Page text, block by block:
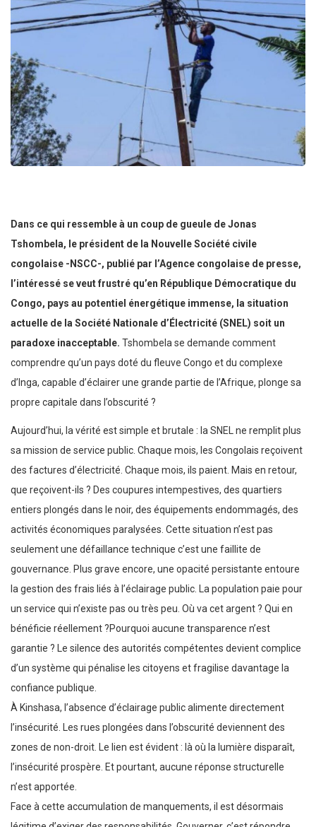
Dans ce qui ressemble à un coup de gueule de Jonas
Tshombela, le président de la Nouvelle Société civile
congolaise -NSCC-, publié par l’Agence congolaise de presse,
l’intéressé se veut frustré qu’en République Démocratique du
Congo, pays au potentiel énergétique immense, la situation
actuelle de la Société Nationale d’Électricité (SNEL) soit un
paradoxe inacceptable. Tshombela se demande comment
comprendre qu’un pays doté du fleuve Congo et du complexe
d’Inga, capable d’éclairer une grande partie de l’Afrique, plonge sa
propre capitale dans l’obscurité ?
Aujourd’hui, la vérité est simple et brutale : la SNEL ne remplit plus
sa mission de service public. Chaque mois, les Congolais reçoivent
des factures d’électricité. Chaque mois, ils paient. Mais en retour,
que reçoivent-ils ? Des coupures intempestives, des quartiers
entiers plongés dans le noir, des équipements endommagés, des
activités économiques paralysées. Cette situation n’est pas
seulement une défaillance technique c’est une faillite de
gouvernance. Plus grave encore, une opacité persistante entoure
la gestion des frais liés à l’éclairage public. La population paie pour
un service qui n’existe pas ou très peu. Où va cet argent ? Qui en
bénéficie réellement ?Pourquoi aucune transparence n’est
garantie ? Le silence des autorités compétentes devient complice
d’un système qui pénalise les citoyens et fragilise davantage la
confiance publique.
À Kinshasa, l’absence d’éclairage public alimente directement
l’insécurité. Les rues plongées dans l’obscurité deviennent des
zones de non-droit. Le lien est évident : là où la lumière disparaît,
l’insécurité prospère. Et pourtant, aucune réponse structurelle
n’est apportée.
Face à cette accumulation de manquements, il est désormais